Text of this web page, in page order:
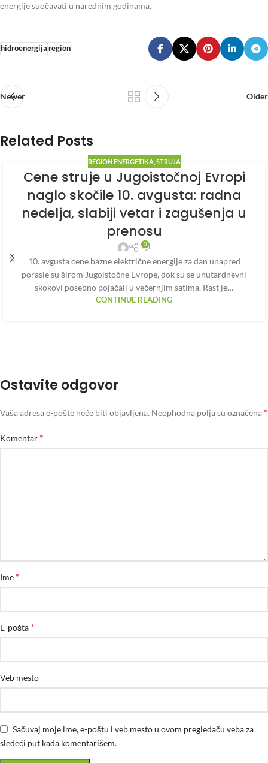
energije suočavati u narednim godinama.
hidroenergija region
Newer Older
Related Posts
REGION ENERGETIKA, STRUJA
Cene struje u Jugoistočnoj Evropi
naglo skočile 10. avgusta: radna
nedelja, slabiji vetar i zagušenja u
prenosu
0
10. avgusta cene bazne električne energije za dan unapred
porasle su širom Jugoistočne Evrope, dok su se unutardnevni
skokovi posebno pojačali u večernjim satima. Rast je…
CONTINUE READING
Ostavite odgovor
Vaša adresa e-pošte neće biti objavljena. Neophodna polja su označena *
Komentar *
Ime *
E-pošta *
Veb mesto
Sačuvaj moje ime, e-poštu i veb mesto u ovom pregledaču veba za
sledeći put kada komentarišem.